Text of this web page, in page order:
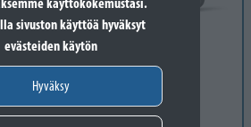
sivuston käyttöä hyväksyt
evästeiden käytön
Hyväksy
HUSQVARNA
HUSQVARNA T540iXP, ei
akku/laturi, 14" .